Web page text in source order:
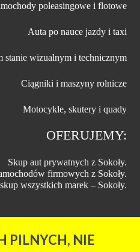
poleasingowe i flotowe
Auta po nauce jazdy i taxi
stanie wizualnym i technicznym
Ciągniki i maszyny rolnicze
Motocykle, skutery i quady
OFERUJEMY:
Skup aut prywatnych z Sokoły.
firmowych z Sokoły.
wszystkich marek – Sokoły.
PILNYCH, NIE